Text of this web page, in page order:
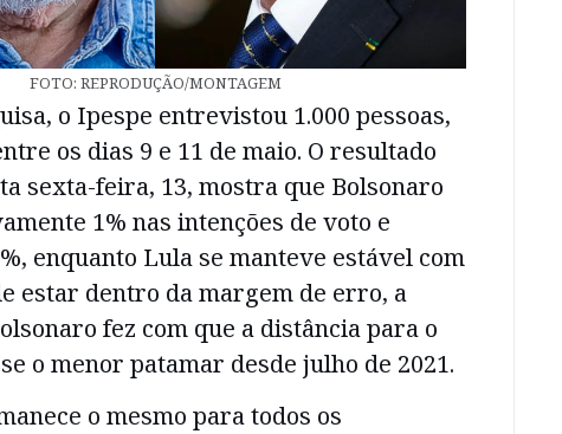
FOTO: REPRODUÇÃO/MONTAGEM
o Ipespe entrevistou 1.000 pessoas,
os dias 9 e 11 de maio. O resultado
sexta-feira, 13, mostra que Bolsonaro
1% nas intenções de voto e
enquanto Lula se manteve estável com
estar dentro da margem de erro, a
fez com que a distância para o
o menor patamar desde julho de 2021.
o mesmo para todos os